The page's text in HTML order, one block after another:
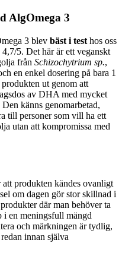
AlgOmega 3
3 blev bäst i test hos oss
5. Det här är ett veganskt
från Schizochytrium sp.,
en enkel dosering på bara 1
ut genom att
av DHA med mycket
känns genomarbetad,
till personer som vill ha ett
utan att kompromissa med
produkten kändes ovanligt
om dagen gör stor skillnad i
där man behöver ta
i en meningsfull mängd
och märkningen är tydlig,
innan själva